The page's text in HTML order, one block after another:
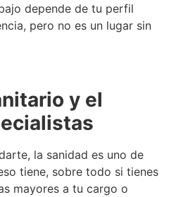
depende de tu perfil
pero no es un lugar sin
y el
la sanidad es uno de
tiene, sobre todo si tienes
mayores a tu cargo o